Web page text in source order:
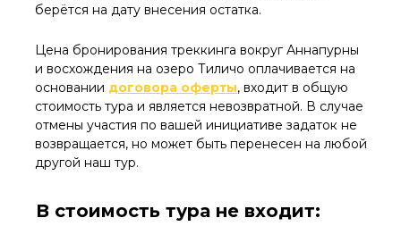
Цена бронирования треккинга вокруг Аннапурны
и восхождения на озеро Тиличо оплачивается на
основании договора оферты, входит в общую
стоимость тура и является невозвратной. В случае
отмены участия по вашей инициативе задаток не
возвращается, но может быть перенесен на любой
другой наш тур.
берётся на дату внесения остатка.
В стоимость тура не входит: